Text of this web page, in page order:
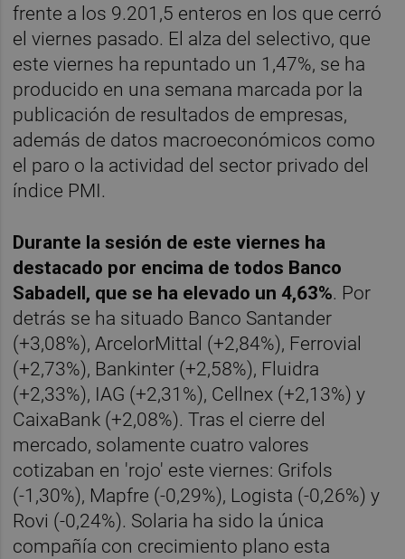
frente a los 9.201,5 enteros en los que cerró
el viernes pasado. El alza del selectivo, que
este viernes ha repuntado un 1,47%, se ha
producido en una semana marcada por la
publicación de resultados de empresas,
además de datos macroeconómicos como
el paro o la actividad del sector privado del
índice PMI.
Durante la sesión de este viernes ha
destacado por encima de todos Banco
Sabadell, que se ha elevado un 4,63%. Por
detrás se ha situado Banco Santander
(+3,08%), ArcelorMittal (+2,84%), Ferrovial
(+2,73%), Bankinter (+2,58%), Fluidra
(+2,33%), IAG (+2,31%), Cellnex (+2,13%) y
CaixaBank (+2,08%). Tras el cierre del
mercado, solamente cuatro valores
cotizaban en 'rojo' este viernes: Grifols
(-1,30%), Mapfre (-0,29%), Logista (-0,26%) y
Rovi (-0,24%). Solaria ha sido la única
compañía con crecimiento plano esta